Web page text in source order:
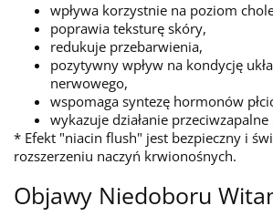
wpływa korzystnie na poziom
poprawia teksturę skóry,
redukuje przebarwienia,
pozytywny wpływ na kondycję
nerwowego,
wspomaga syntezę hormonów
wykazuje działanie
* Efekt "niacin flush" jest bezpieczny i
rozszerzeniu naczyń krwionośnych.
Objawy Niedoboru